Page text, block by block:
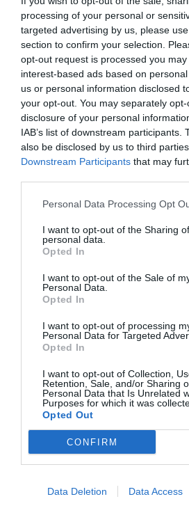
processing of your personal or
targeted advertising by us, please
section to confirm your selection.
opt-out request is processed you
interest-based ads based on
us or personal information disclosed
your opt-out. You may separately
disclosure of your personal
IAB’s list of downstream participants.
also be disclosed by us to third
Downstream Participants that may
Personal Data Processing Opt
I want to opt-out of the Sharing
personal data.
Opted In
I want to opt-out of the Sale of
Personal Data.
Opted In
I want to opt-out of processing
Personal Data for Targeted
Opted In
I want to opt-out of Collection,
Retention, Sale, and/or Sharing
Personal Data that Is Unrelated
Purposes for which it was
Opted Out
CONFIRM
Data Deletion Data Access
D'altra banda, la Cambra
l'argument de ser
valorar. Una condició que ha
pes amb elretorn de la seu
la capital del Vallès
el risc que aquesta operació
empresarial de la seva àrea
comprèn33.684 empreses,
vincles històrics amb el Banc
remarcat.
AfegirVIA Empresacom
Google de forma gratuïta
ACTIVAR ARA
RELACIONADES